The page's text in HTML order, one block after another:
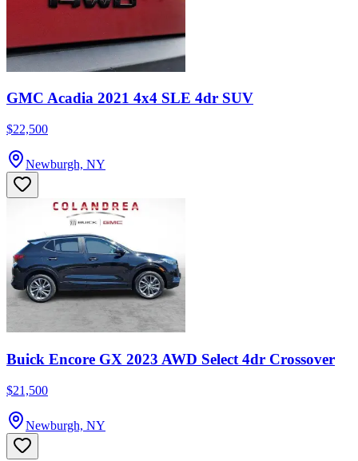
GMC Acadia 2021 4x4 SLE 4dr SUV
$22,500
Newburgh, NY
Buick Encore GX 2023 AWD Select 4dr Crossover
$21,500
Newburgh, NY